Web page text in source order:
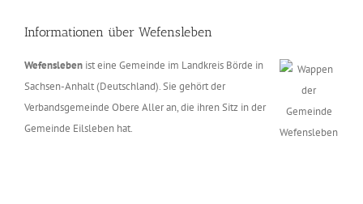
Informationen über Wefensleben
Wefensleben ist eine Gemeinde im Landkreis Börde in
Sachsen-Anhalt (Deutschland). Sie gehört der
Verbandsgemeinde Obere Aller an, die ihren Sitz in der
Gemeinde Eilsleben hat.